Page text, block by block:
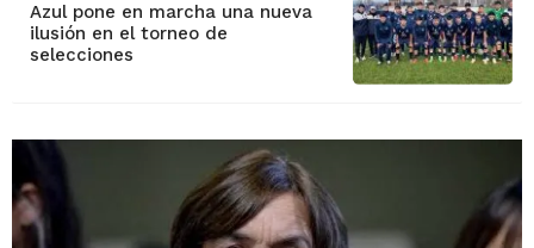
Azul pone en marcha una nueva
ilusión en el torneo de
selecciones